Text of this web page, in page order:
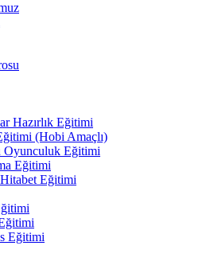
Hazırlık Eğitimi
(Hobi Amaçlı)
Oyunculuk Eğitimi
Eğitimi
Eğitimi
Eğitimi